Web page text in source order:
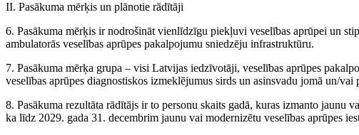
II. Pasākuma mērķis un plānotie rādītāji
6. Pasākuma mērķis ir nodrošināt vienlīdzīgu piekļuvi veselības aprūpei un
ambulatorās veselības aprūpes pakalpojumu sniedzēju infrastruktūru.
7. Pasākuma mērķa grupa – visi Latvijas iedzīvotāji, veselības aprūpes
veselības aprūpes diagnostiskos izmeklējumus sirds un asinsvadu jomā un/
8. Pasākuma rezultāta rādītājs ir to personu skaits gadā, kuras izmanto jaunu
ka līdz 2029. gada 31. decembrim jaunu vai modernizētu veselības aprūpes